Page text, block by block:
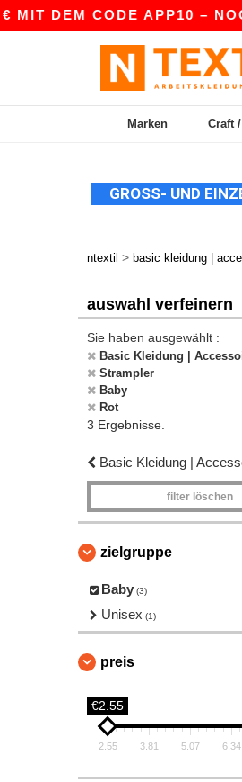
DEM CODE APP10 –
Marken Craft
GROSS- UND
ntextil > basic kleidung |
auswahl verfeinern
Sie haben ausgewählt :
Basic Kleidung |
Strampler
Baby
Rot
3 Ergebnisse.
Basic Kleidung |
filter löschen
zielgruppe
Baby (3)
Unisex (1)
preis
€2.55
2.55 3.81 5.07 6.34